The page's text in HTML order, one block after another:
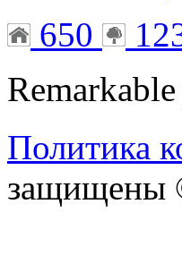
650
Политика
защищены